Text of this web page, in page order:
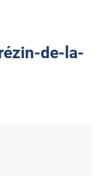
de-la-